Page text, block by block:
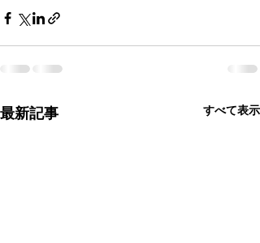
最新記事 すべて表示